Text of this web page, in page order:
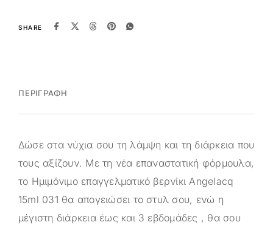
SHARE
ΠΕΡΙΓΡΑΦΉ
Δώσε στα νύχια σου τη λάμψη και τη διάρκεια που
τους αξίζουν. Με τη νέα επαναστατική φόρμουλα,
το Ημιμόνιμο επαγγελματικό βερνίκι Angelacq
15ml 031 θα απογειώσει το στυλ σου, ενώ η
μέγιστη διάρκεια έως και 3 εβδομάδες , θα σου